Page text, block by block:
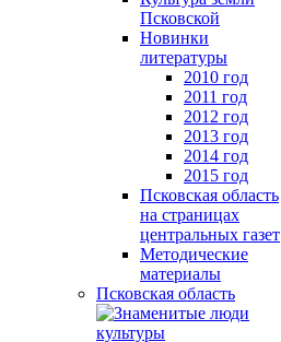
Псковской
Новинки
литературы
2010 год
2011 год
2012 год
2013 год
2014 год
2015 год
Псковская область
на страницах
центральных газет
Методические
материалы
Псковская область